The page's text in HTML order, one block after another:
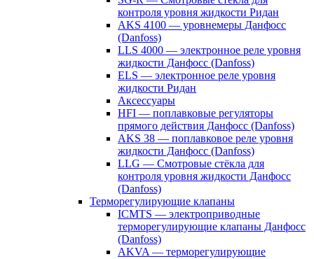
контроля уровня жидкости Ридан
AKS 4100 — уровнемеры Данфосс
(Danfoss)
LLS 4000 — электронное реле уровня
жидкости Данфосс (Danfoss)
ELS — электронное реле уровня
жидкости Ридан
Аксессуары
HFI — поплавковые регуляторы
прямого действия Данфосс (Danfoss)
AKS 38 — поплавковое реле уровня
жидкости Данфосс (Danfoss)
LLG — Смотровые стёкла для
контроля уровня жидкости Данфосс
(Danfoss)
Терморегулирующие клапаны
ICMTS — электроприводные
терморегулирующие клапаны Данфосс
(Danfoss)
AKVA — терморегулирующие